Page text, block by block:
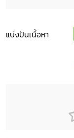
แบ่งปันเนื้อหา